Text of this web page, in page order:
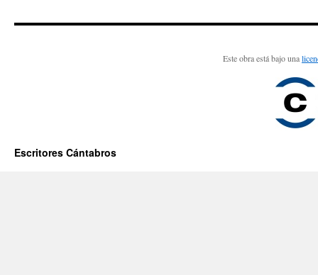
Este obra está bajo una
Escritores Cántabros